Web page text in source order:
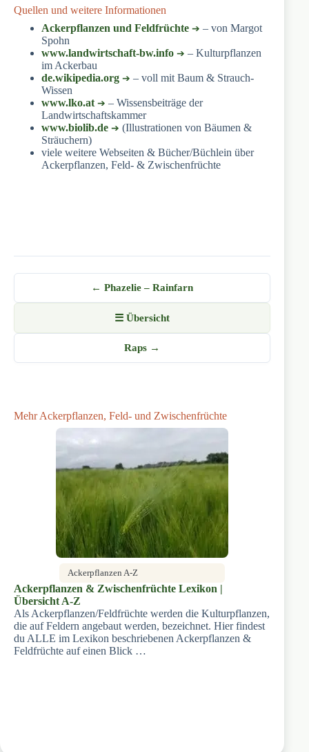
Quellen und weitere Informationen
Ackerpflanzen und Feldfrüchte
– von Margot
Spohn
www.landwirtschaft-bw.info
– Kulturpflanzen
im Ackerbau
de.wikipedia.org
– voll mit Baum & Strauch-
Wissen
www.lko.at
– Wissensbeiträge der
Landwirtschaftskammer
www.biolib.de
(Illustrationen von Bäumen &
Sträuchern)
viele weitere Webseiten & Bücher/Büchlein über
Ackerpflanzen, Feld- & Zwischenfrüchte
← Phazelie – Rainfarn
☰ Übersicht
Raps →
Mehr Ackerpflanzen, Feld- und Zwischenfrüchte
Ackerpflanzen A-Z
Ackerpflanzen & Zwischenfrüchte Lexikon |
Übersicht A-Z
Als Ackerpflanzen/Feldfrüchte werden die Kulturpflanzen,
die auf Feldern angebaut werden, bezeichnet. Hier findest
du ALLE im Lexikon beschriebenen Ackerpflanzen &
Feldfrüchte auf einen Blick …